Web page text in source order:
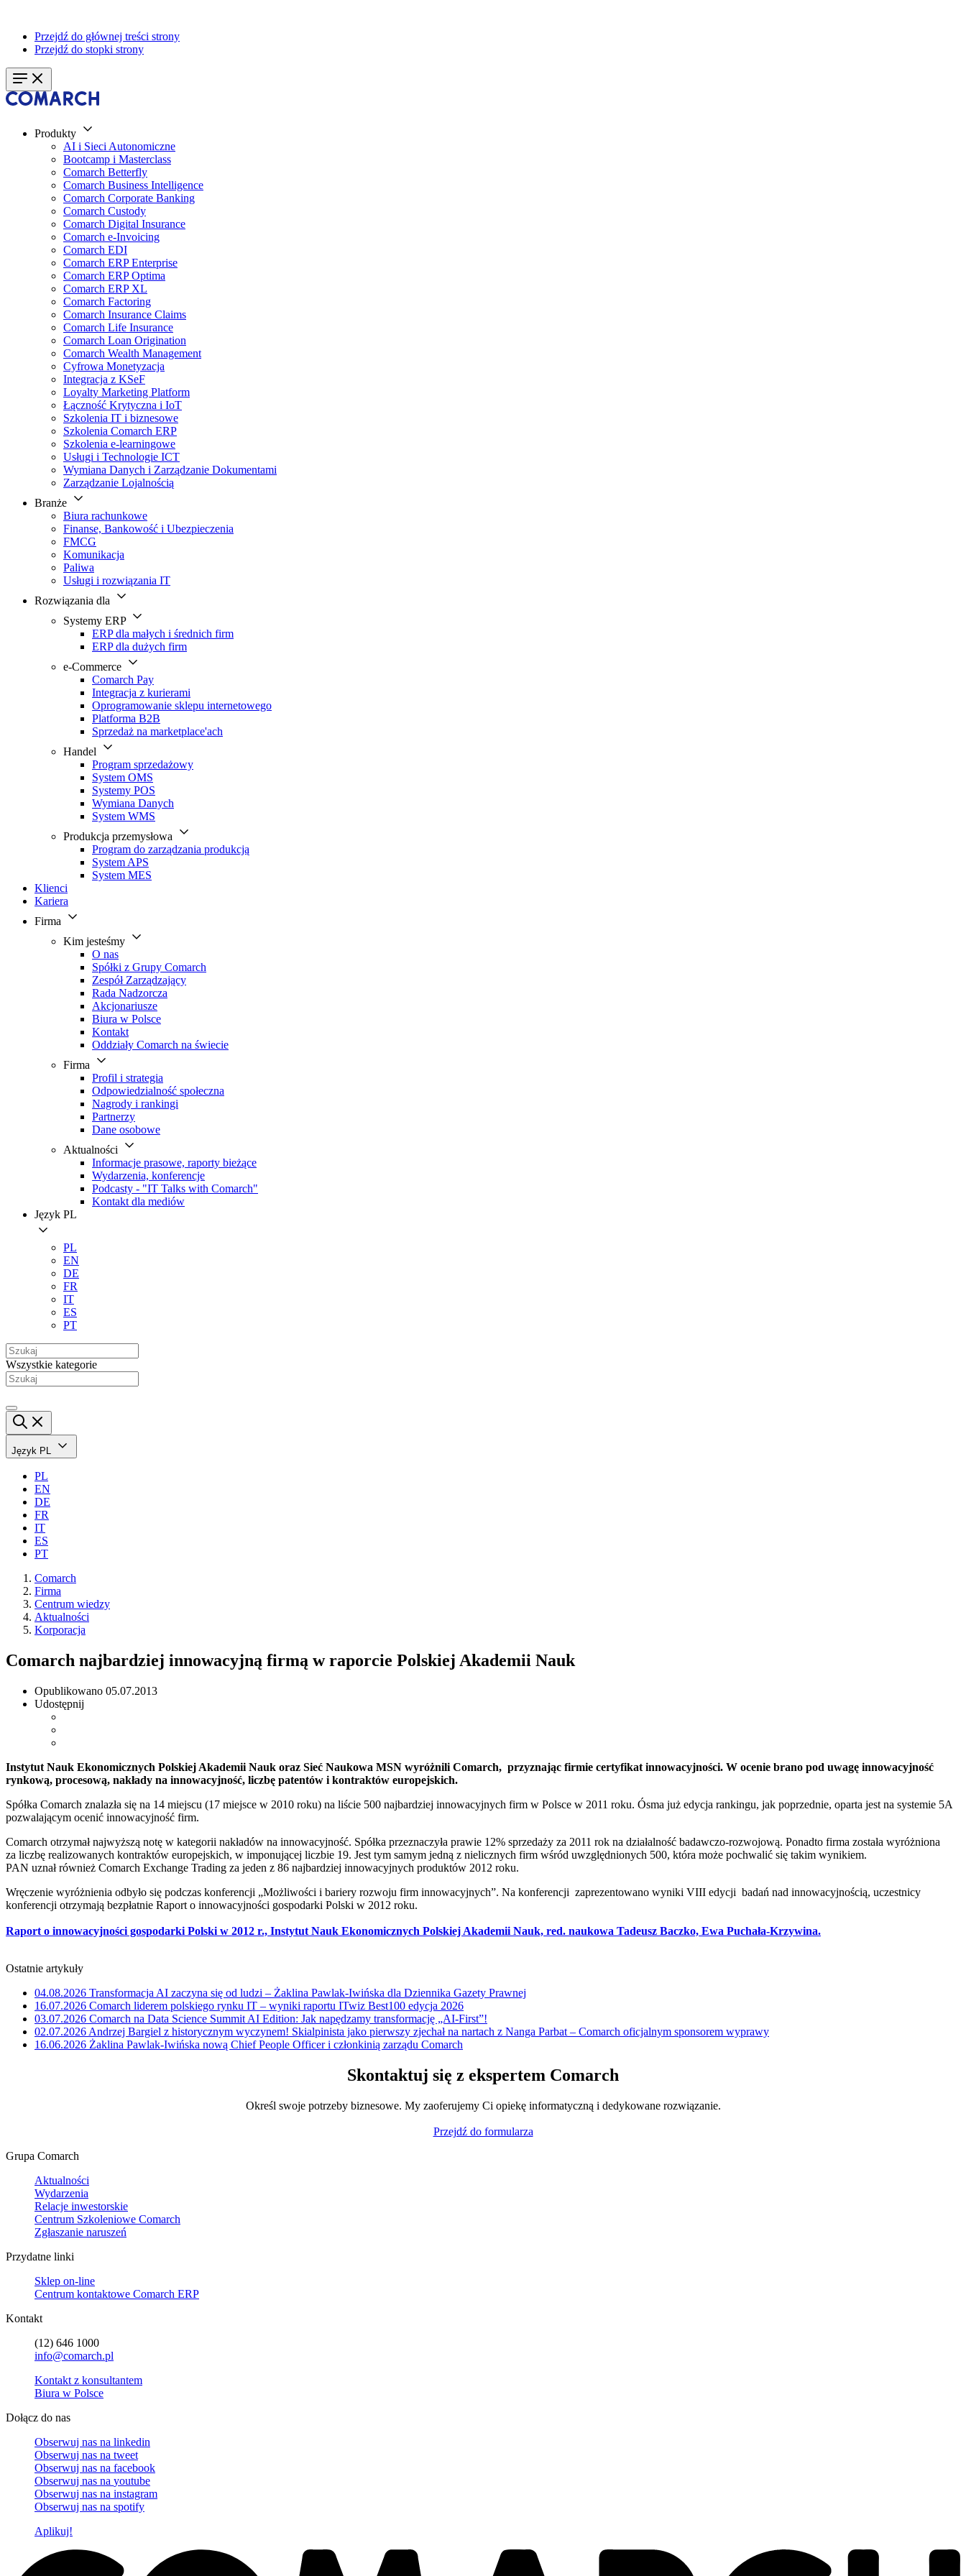
Przejdź do głównej treści strony
Przejdź do stopki strony
Produkty
AI i Sieci Autonomiczne
Bootcamp i Masterclass
Comarch Betterfly
Comarch Business Intelligence
Comarch Corporate Banking
Comarch Custody
Comarch Digital Insurance
Comarch e-Invoicing
Comarch EDI
Comarch ERP Enterprise
Comarch ERP Optima
Comarch ERP XL
Comarch Factoring
Comarch Insurance Claims
Comarch Life Insurance
Comarch Loan Origination
Comarch Wealth Management
Cyfrowa Monetyzacja
Integracja z KSeF
Loyalty Marketing Platform
Łączność Krytyczna i IoT
Szkolenia IT i biznesowe
Szkolenia Comarch ERP
Szkolenia e-learningowe
Usługi i Technologie ICT
Wymiana Danych i Zarządzanie Dokumentami
Zarządzanie Lojalnością
Branże
Biura rachunkowe
Finanse, Bankowość i Ubezpieczenia
FMCG
Komunikacja
Paliwa
Usługi i rozwiązania IT
Rozwiązania dla
Systemy ERP
ERP dla małych i średnich firm
ERP dla dużych firm
e-Commerce
Comarch Pay
Integracja z kurierami
Oprogramowanie sklepu internetowego
Platforma B2B
Sprzedaż na marketplace'ach
Handel
Program sprzedażowy
System OMS
Systemy POS
Wymiana Danych
System WMS
Produkcja przemysłowa
Program do zarządzania produkcją
System APS
System MES
Klienci
Kariera
Firma
Kim jesteśmy
O nas
Spółki z Grupy Comarch
Zespół Zarządzający
Rada Nadzorcza
Akcjonariusze
Biura w Polsce
Kontakt
Oddziały Comarch na świecie
Firma
Profil i strategia
Odpowiedzialność społeczna
Nagrody i rankingi
Partnerzy
Dane osobowe
Aktualności
Informacje prasowe, raporty bieżące
Wydarzenia, konferencje
Podcasty - "IT Talks with Comarch"
Kontakt dla mediów
Język PL
PL
EN
DE
FR
IT
ES
PT
Wszystkie kategorie
Język PL
PL
EN
DE
FR
IT
ES
PT
Comarch
Firma
Centrum wiedzy
Aktualności
Korporacja
Comarch najbardziej innowacyjną firmą w raporcie Polskiej Akademii Nauk
Opublikowano 05.07.2013
Udostępnij
Instytut Nauk Ekonomicznych Polskiej Akademii Nauk oraz Sieć Naukowa MSN wyróżnili Comarch, przyznając firmie certyfikat innowacyjności. W ocenie brano pod uwagę innowacyjność
rynkową, procesową, nakłady na innowacyjność, liczbę patentów i kontraktów europejskich.
Spółka Comarch znalazła się na 14 miejscu (17 miejsce w 2010 roku) na liście 500 najbardziej innowacyjnych firm w Polsce w 2011 roku. Ósma już edycja rankingu, jak poprzednie, oparta jest na systemie 5A
pozwalającym ocenić innowacyjność firm.
Comarch otrzymał najwyższą notę w kategorii nakładów na innowacyjność. Spółka przeznaczyła prawie 12% sprzedaży za 2011 rok na działalność badawczo-rozwojową. Ponadto firma została wyróżniona
za liczbę realizowanych kontraktów europejskich, w imponującej liczbie 19. Jest tym samym jedną z nielicznych firm wśród uwzględnionych 500, która może pochwalić się takim wynikiem.
PAN uznał również Comarch Exchange Trading za jeden z 86 najbardziej innowacyjnych produktów 2012 roku.
Wręczenie wyróżnienia odbyło się podczas konferencji „Możliwości i bariery rozwoju firm innowacyjnych”. Na konferencji zaprezentowano wyniki VIII edycji badań nad innowacyjnością, uczestnicy
konferencji otrzymają bezpłatnie Raport o innowacyjności gospodarki Polski w 2012 roku.
Raport o innowacyjności gospodarki Polski w 2012 r., Instytut Nauk Ekonomicznych Polskiej Akademii Nauk, red. naukowa Tadeusz Baczko, Ewa Puchała-Krzywina.
Ostatnie artykuły
04.08.2026 Transformacja AI zaczyna się od ludzi – Żaklina Pawlak-Iwińska dla Dziennika Gazety Prawnej
16.07.2026 Comarch liderem polskiego rynku IT – wyniki raportu ITwiz Best100 edycja 2026
03.07.2026 Comarch na Data Science Summit AI Edition: Jak napędzamy transformację „AI-First”!
02.07.2026 Andrzej Bargiel z historycznym wyczynem! Skialpinista jako pierwszy zjechał na nartach z Nanga Parbat – Comarch oficjalnym sponsorem wyprawy
16.06.2026 Żaklina Pawlak-Iwińska nową Chief People Officer i członkinią zarządu Comarch
Skontaktuj się z ekspertem Comarch
Określ swoje potrzeby biznesowe. My zaoferujemy Ci opiekę informatyczną i dedykowane rozwiązanie.
Przejdź do formularza
Grupa Comarch
Aktualności
Wydarzenia
Relacje inwestorskie
Centrum Szkoleniowe Comarch
Zgłaszanie naruszeń
Przydatne linki
Sklep on-line
Centrum kontaktowe Comarch ERP
Kontakt
(12) 646 1000
info@comarch.pl
Kontakt z konsultantem
Biura w Polsce
Dołącz do nas
Obserwuj nas na linkedin
Obserwuj nas na tweet
Obserwuj nas na facebook
Obserwuj nas na youtube
Obserwuj nas na instagram
Obserwuj nas na spotify
Aplikuj!